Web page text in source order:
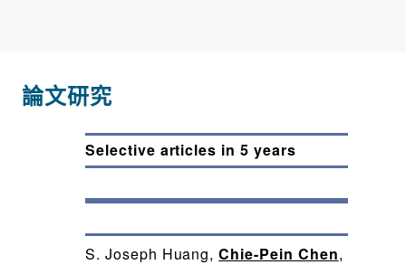
論文研究
Selective articles in 5 years
S. Joseph Huang,Chie-Pein Chen,